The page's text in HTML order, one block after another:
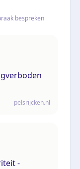
bespreken
pelsrijcken.nl
-